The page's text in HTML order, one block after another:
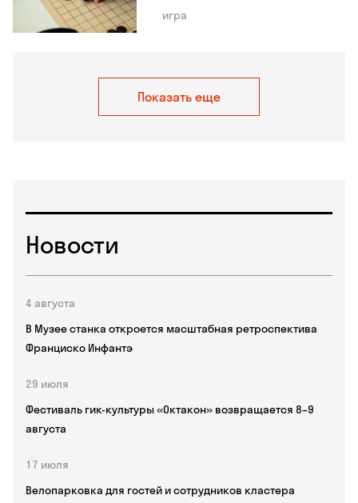
игра
Показать еще
Новости
4 августа
В Музее станка откроется масштабная ретроспектива
Франциско Инфантэ
29 июля
Фестиваль гик-культуры «Октакон» возвращается 8–9
августа
17 июля
Велопарковка для гостей и сотрудников кластера